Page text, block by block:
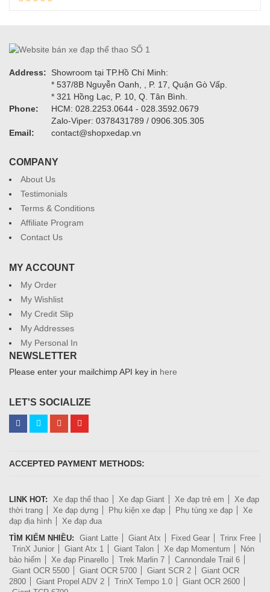
Address:
Showroom tại TP.Hồ Chí Minh:
* 537/8B Nguyễn Oanh, , P. 17, Quận Gò Vấp.
* 321 Hồng Lạc, P. 10, Q. Tân Bình.
Phone:
HCM: 028.2253.0644 - 028.3592.0679
Zalo-Viper: 0378431789 / 0906.305.305
Email:
contact@shopxedap.vn
COMPANY
About Us
Testimonials
Terms & Conditions
Affiliate Program
Contact Us
MY ACCOUNT
My Order
My Wishlist
My Credit Slip
My Addresses
My Personal In
NEWSLETTER
Please enter your mailchimp API key in here
LET'S SOCIALIZE
ACCEPTED PAYMENT METHODS:
LINK HOT: Xe đạp thể thao Xe đạp Giant Xe đạp trẻ em
Xe đạp
thời trang
Xe đạp dựng Phụ kiện xe đạp Phụ tùng xe đạp
Xe
đạp địa hình
Xe đạp đua
TÌM KIẾM NHIỀU:
Giant Latte Giant Atx Fixed Gear
Trinx Free
TrinX Junior
Giant Atx 1 Giant Talon Xe đạp Momentum
Nón
bảo hiểm
Xe đạp Pinarello Trek Marlin 7
Cannondale Trail 6
Giant OCR 5500
Giant OCR 5700 Giant SCR 2
Giant OCR
2800
Giant Propel ADV 2 TrinX Tempo 1.0
Giant OCR 2600